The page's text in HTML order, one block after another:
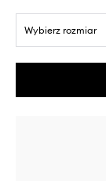
Wybierz rozmiar